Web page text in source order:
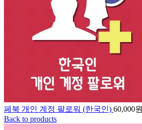
페북 개인 계정 팔로워 (한국인) 60,000원
Back to products